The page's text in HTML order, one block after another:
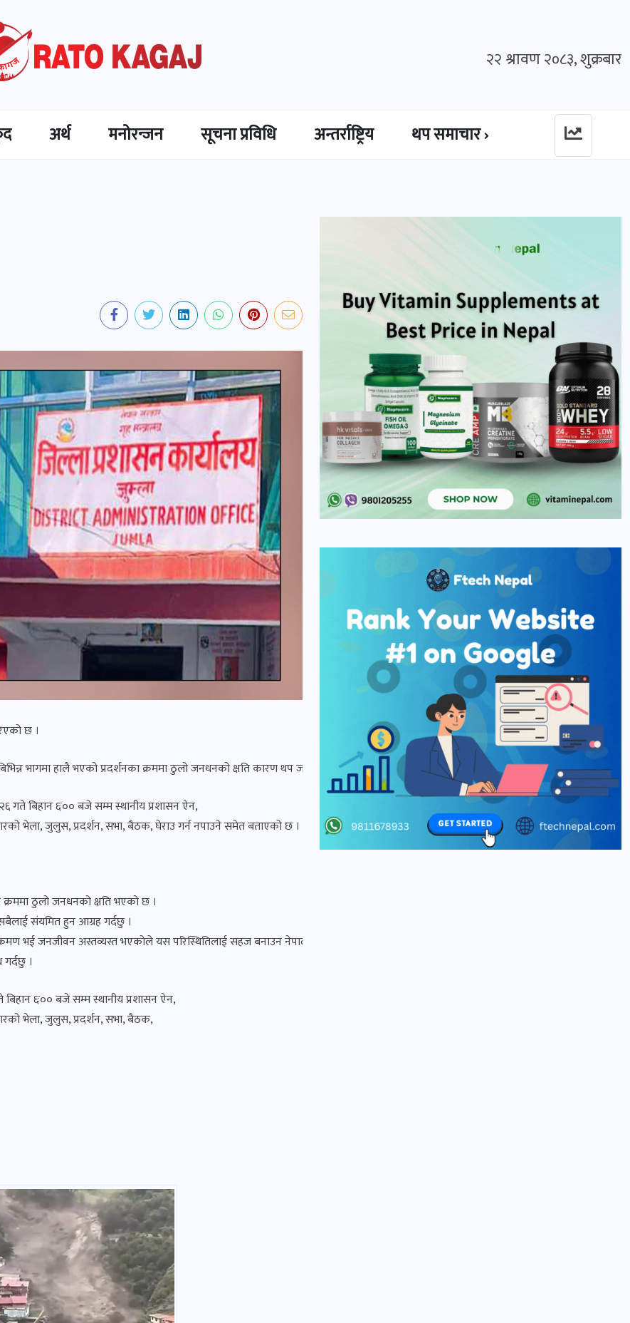
२२ श्रावण २०८३, शुक्रबार
अर्थ मनोरन्जन सूचना प्रविधि अन्तर्राष्ट्रिय थप समाचार
छ ।
भागमा हालै भएको प्रदर्शनका क्रममा ठुलो जनधनको क्षति कारण थप जनधनको क्षति हुन नदिन आम कफ्र्यू जारी गरेको हो ।
बिहान ६ः०० बजे सम्म स्थानीय प्रशासन ऐन,
भेला, जुलुस, प्रदर्शन, सभा, बैठक, घेराउ गर्न नपाउने समेत बताएको छ ।
क्रममा ठुलो जनधनको क्षति भएको छ ।
संयमित हुन आग्रह गर्दछु ।
भई जनजीवन अस्तव्यस्त भएकोले यस परिस्थितिलाई सहज बनाउन नेपाली सेनासमेत सबै सुरक्षा निकाय परिचालन भएको अबस्था छ ।
।
६ः०० बजे सम्म स्थानीय प्रशासन ऐन,
भेला, जुलुस, प्रदर्शन, सभा, बैठक,